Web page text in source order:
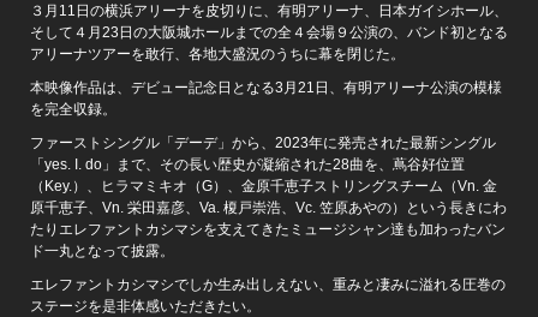
３月11日の横浜アリーナを皮切りに、有明アリーナ、日本ガイシホール、
そして４月23日の大阪城ホールまでの全４会場９公演の、バンド初となる
アリーナツアーを敢行、各地大盛況のうちに幕を閉じた。
本映像作品は、デビュー記念日となる3月21日、有明アリーナ公演の模様
を完全収録。
ファーストシングル「デーデ」から、2023年に発売された最新シングル
「yes. I. do」まで、その長い歴史が凝縮された28曲を、蔦谷好位置
（Key.）、ヒラマミキオ（G）、金原千恵子ストリングスチーム（Vn. 金
原千恵子、Vn. 栄田嘉彦、Va. 榎戸崇浩、Vc. 笠原あやの）という長きにわ
たりエレファントカシマシを支えてきたミュージシャン達も加わったバン
ド一丸となって披露。
エレファントカシマシでしか生み出しえない、重みと凄みに溢れる圧巻の
ステージを是非体感いただきたい。